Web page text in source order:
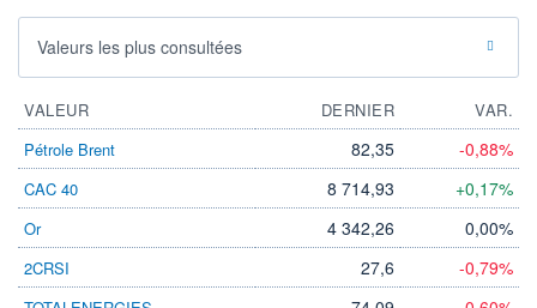
Valeurs les plus consultées
VALEUR DERNIER
VAR.
Pétrole Brent
82,35 -0,88%
CAC 40 8 714,93 +0,17%
Or 4 342,26 0,00%
2CRSI 27,6 -0,79%